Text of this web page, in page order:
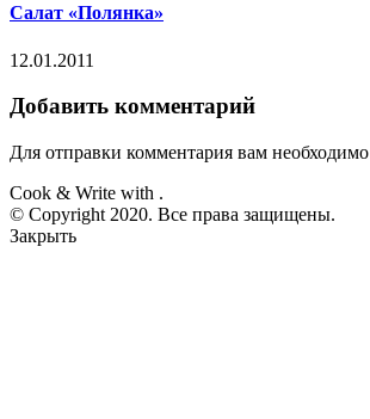
Салат «Полянка»
12.01.2011
Добавить комментарий
Для отправки комментария вам необходимо
Cook & Write with .
© Copyright 2020. Все права защищены.
Закрыть